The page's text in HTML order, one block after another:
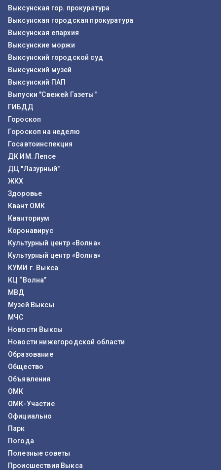
Выксунская гор. прокуратура
Выксунская городская прокуратура
Выксунская епархия
Выксунские моржи
Выксунский городской суд
Выксунский музей
Выксунский ПАП
Выпуски "Свежей Газеты"
ГИБДД
Гороскоп
Гороскоп на неделю
Госавтоинспекция
ДК ИМ. Лепсе
ДЦ "Лазурный"
ЖКХ
Здоровье
Квант ОМК
Кванториум
Коронавирус
Культурный центр «Волна»
Культурный центр «Волна»
КУМИ г. Выкса
КЦ “Волна”
МВД
Музей Выксы
МЧС
Новости Выксы
Новости нижегородской области
Образование
Общество
Объявления
ОМК
ОМК-Участие
Официально
Парк
Погода
Полезные советы
Происшествия Выкса